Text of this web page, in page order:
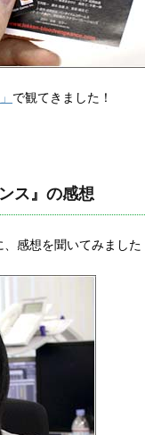
で観てきました！
ス』の感想
感想を聞いてみました